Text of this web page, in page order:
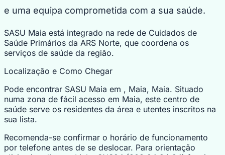
e uma equipa comprometida com a sua saúde.
SASU Maia está integrado na rede de Cuidados de
Saúde Primários da ARS Norte, que coordena os
serviços de saúde da região.
Localização e Como Chegar
Pode encontrar SASU Maia em , Maia, Maia. Situado
numa zona de fácil acesso em Maia, este centro de
saúde serve os residentes da área e utentes inscritos na
sua lista.
Recomenda-se confirmar o horário de funcionamento
por telefone antes de se deslocar. Para orientação